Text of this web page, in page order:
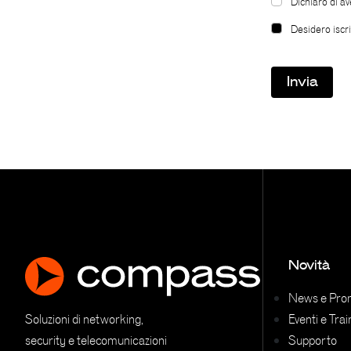
Desidero
Soluzioni di networking,
security e telecomunicazioni
Novità
News e
Eventi e
Supporto